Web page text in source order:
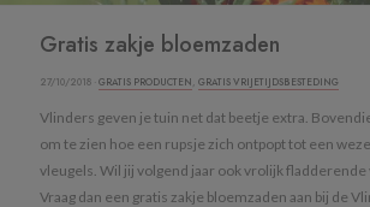
Gratis zakje bloemzaden
27/10/2018 · GRATIS PRODUCTEN, GRATIS VRIJETIJDSBESTEDING
Vlinders geven je tuin net dat beetje extra.
om te zien hoe een rupsje zich ontpopt tot een
vleugels. Wil jij volgend jaar ook vrolijk
Vraag dan een gratis zakje bloemzaden aan bij de